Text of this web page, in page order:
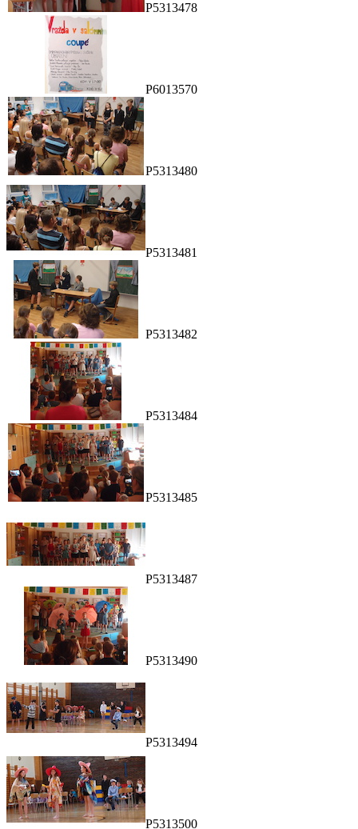
P5313478
P6013570
P5313480
P5313481
P5313482
P5313484
P5313485
P5313487
P5313490
P5313494
P5313500